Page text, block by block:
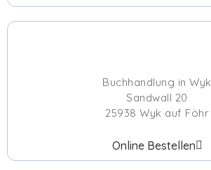
Buchhandlung in Wyk
Sandwall 20
25938 Wyk auf Föhr
Online Bestellen